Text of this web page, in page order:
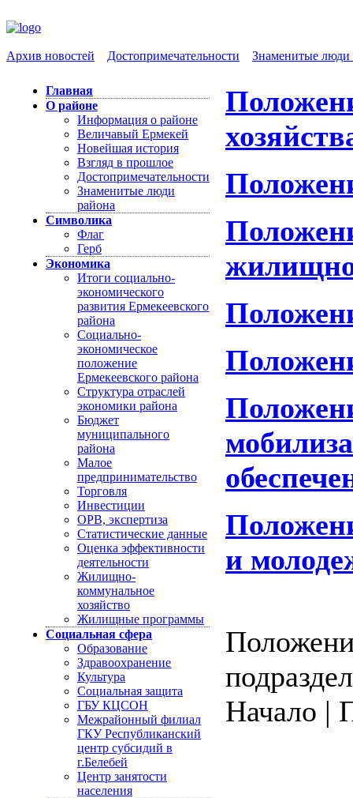
Архив новостей Достопримечательности Знаменитые люди
Главная
О районе
Информация о районе
Величавый Ермекей
Новейшая история
Взгляд в прошлое
Достопримечательности
Знаменитые люди
района
Символика
Флаг
Герб
Экономика
Итоги социально-
экономического
развития Ермекеевского
района
Социально-
экономическое
положение
Ермекеевского района
Структура отраслей
экономики района
Бюджет
муниципального
района
Малое
предпринимательство
Торговля
Инвестиции
ОРВ, экспертиза
Статистические данные
Оценка эффективности
деятельности
Жилищно-
коммунальное
хозяйство
Жилищные программы
Социальная сфера
Образование
Здравоохранение
Культура
Социальная защита
ГБУ КЦСОН
Межрайонный филиал
ГКУ Республиканский
центр субсидий в
г.Белебей
Центр занятости
населения
и
Начало |